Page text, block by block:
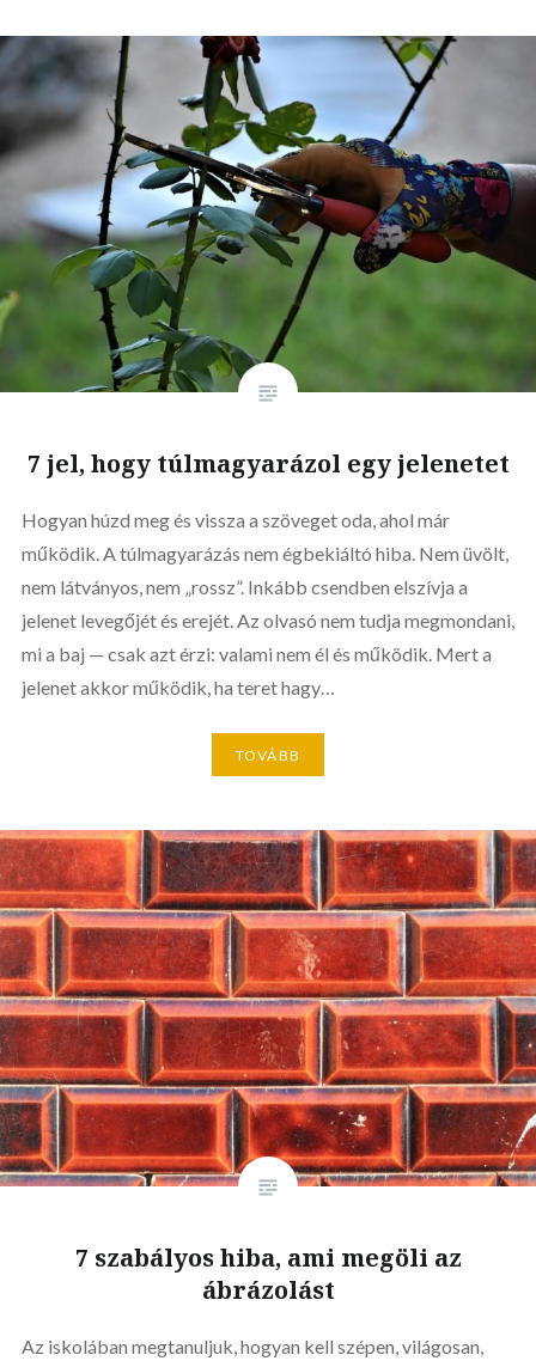
7 jel, hogy túlmagyarázol egy jelenetet
Hogyan húzd meg és vissza a szöveget oda, ahol már
működik. A túlmagyarázás nem égbekiáltó hiba. Nem üvölt,
nem látványos, nem „rossz”. Inkább csendben elszívja a
jelenet levegőjét és erejét. Az olvasó nem tudja megmondani,
mi a baj — csak azt érzi: valami nem él és működik. Mert a
jelenet akkor működik, ha teret hagy…
TOVÁBB
7 szabályos hiba, ami megöli az
ábrázolást
Az iskolában megtanuljuk, hogyan kell szépen, világosan,